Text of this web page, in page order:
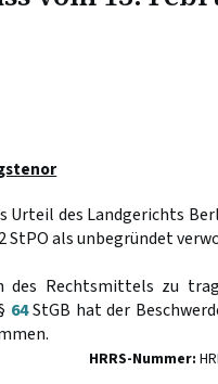
Urteil des Landgerichts
StPO als unbegründet
des Rechtsmittels zu
64StGB hat der
HRRS-Nummer: